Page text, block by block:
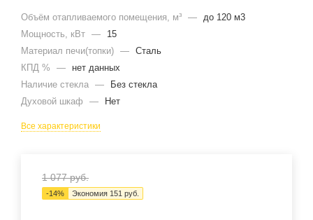
Объём отапливаемого помещения, м³ — до 120 м3
Мощность, кВт —
15
Материал печи(топки) — Сталь
КПД %
—
нет данных
Наличие стекла —
Без стекла
Духовой шкаф
— Нет
Все характеристики
1 077руб.
-14% Экономия 151 руб.